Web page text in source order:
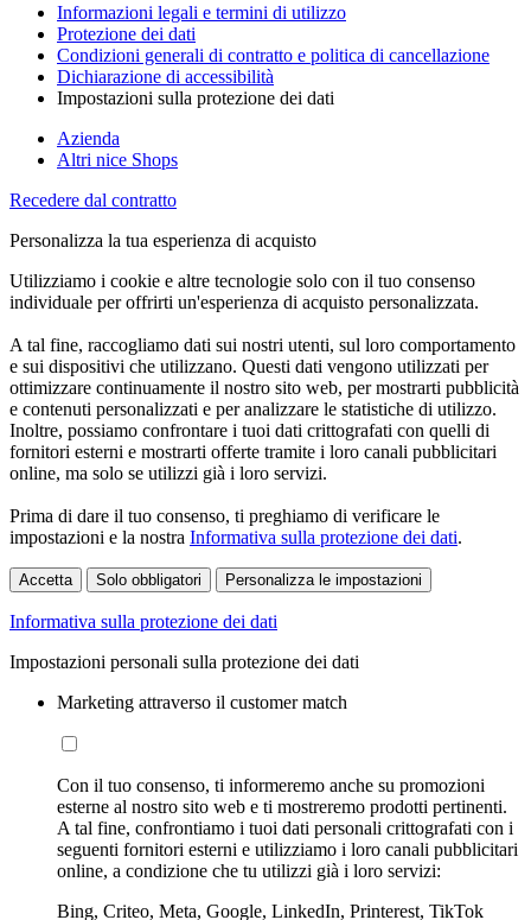
Informazioni legali e termini di utilizzo
Protezione dei dati
Condizioni generali di contratto e politica di cancellazione
Dichiarazione di accessibilità
Impostazioni sulla protezione dei dati
Azienda
Altri nice Shops
Recedere dal contratto
Personalizza la tua esperienza di acquisto
Utilizziamo i cookie e altre tecnologie solo con il tuo consenso
individuale per offrirti un'esperienza di acquisto personalizzata.
A tal fine, raccogliamo dati sui nostri utenti, sul loro comportamento
e sui dispositivi che utilizzano. Questi dati vengono utilizzati per
ottimizzare continuamente il nostro sito web, per mostrarti pubblicità
e contenuti personalizzati e per analizzare le statistiche di utilizzo.
Inoltre, possiamo confrontare i tuoi dati crittografati con quelli di
fornitori esterni e mostrarti offerte tramite i loro canali pubblicitari
online, ma solo se utilizzi già i loro servizi.
Prima di dare il tuo consenso, ti preghiamo di verificare le
impostazioni e la nostra Informativa sulla protezione dei dati.
Accetta Solo obbligatori Personalizza le impostazioni
Informativa sulla protezione dei dati
Impostazioni personali sulla protezione dei dati
Marketing attraverso il customer match
Con il tuo consenso, ti informeremo anche su promozioni
esterne al nostro sito web e ti mostreremo prodotti pertinenti.
A tal fine, confrontiamo i tuoi dati personali crittografati con i
seguenti fornitori esterni e utilizziamo i loro canali pubblicitari
online, a condizione che tu utilizzi già i loro servizi:
Bing, Criteo, Meta, Google, LinkedIn, Printerest, TikTok